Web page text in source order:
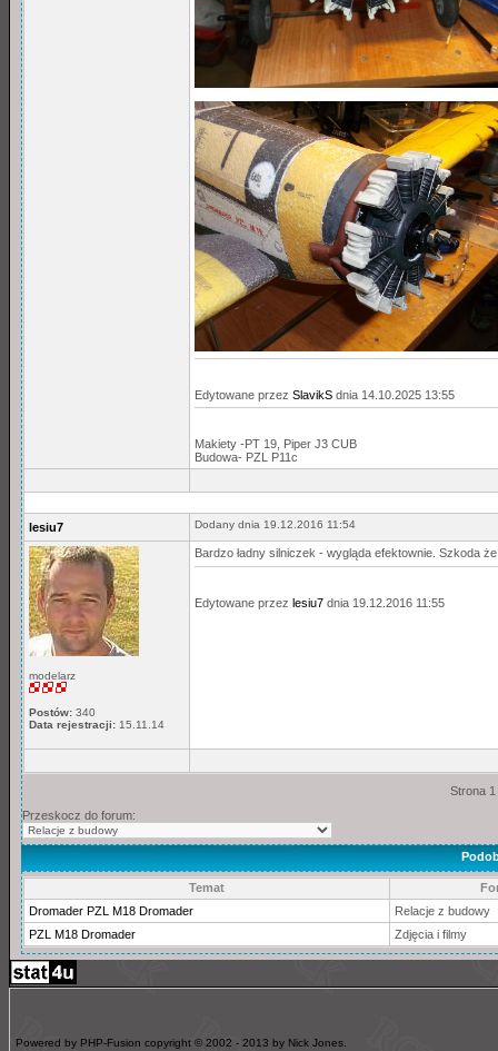
Edytowane przez SlavikS dnia 14.10.2025 13:55
Makiety -PT 19, Piper J3 CUB
Budowa- PZL P11c
lesiu7 Dodany dnia 19.12.2016 11:54
modelarz
Postów: 340
Data rejestracji: 15.11.14
Bardzo ładny silniczek - wygląda efektownie. Szkoda
Edytowane przez lesiu7 dnia 19.12.2016 11:55
Strona
Przeskocz do forum:
Temat
Dromader PZL M18 Dromader
Relacje z budowy
PZL M18 Dromader
Zdjęcia i filmy
Powered by PHP-Fusion copyright © 2002 - 2013 by Nick Jones.